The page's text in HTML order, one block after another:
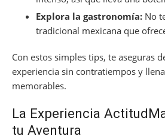
Explora la gastronomía: No
tradicional mexicana que
Con estos simples tips, te aseguras
experiencia sin contratiempos y
memorables.
La Experiencia
tu Aventura